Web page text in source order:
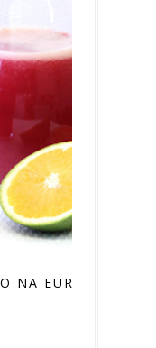
NA EUROPA,